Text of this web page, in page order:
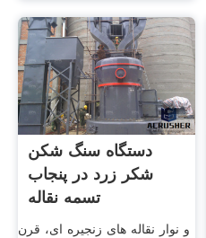
دستگاه سنگ شکن
شکر زرد در پنجاب
تسمه نقاله
و نوار نقاله های زنجیره ای، قرن